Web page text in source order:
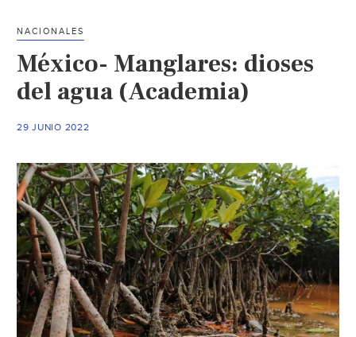
Agua
(Ecoticias)
NACIONALES
México- Manglares: dioses
del agua (Academia)
29 JUNIO 2022